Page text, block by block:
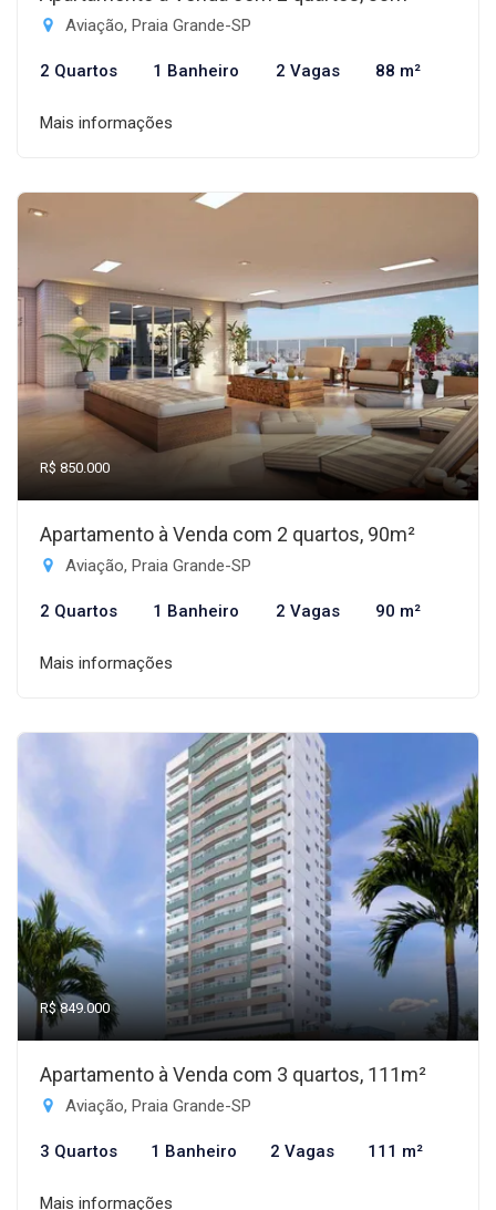
Aviação, Praia Grande-SP
2 Quartos 1 Banheiro 2 Vagas 88 m²
Mais informações
R$ 850.000
Apartamento à Venda com 2 quartos, 90m²
Aviação, Praia Grande-SP
2 Quartos 1 Banheiro 2 Vagas 90 m²
Mais informações
R$ 849.000
Apartamento à Venda com 3 quartos, 111m²
Aviação, Praia Grande-SP
3 Quartos 1 Banheiro 2 Vagas 111 m²
Mais informações